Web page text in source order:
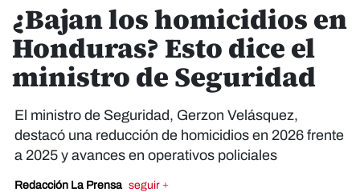
¿Bajan los homicidios en
Honduras? Esto dice el
ministro de Seguridad
El ministro de Seguridad, Gerzon Velásquez,
destacó una reducción de homicidios en 2026 frente
a 2025 y avances en operativos policiales
Redacción La Prensa seguir +